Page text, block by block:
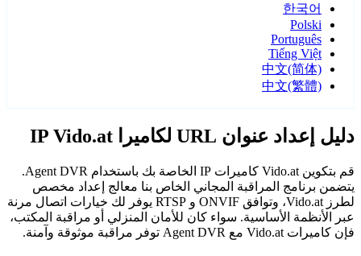
한국어
Polski
Português
Tiếng Việt
中文(简体)
中文(繁體)
دليل إعداد عنوان URL لكاميرا IP Vido.at
قم بتكوين Vido.at كاميرات IP الخاصة بك باستخدام Agent DVR.
يتضمن برنامج المراقبة المجاني الخاص بنا معالج إعداد مخصص
لطرز Vido.at، وتوافق ONVIF و RTSP يوفر لك خيارات اتصال مرنة
عبر الأنظمة الأساسية. سواء كان للأمان المنزلي أو مراقبة المكتب،
فإن كاميرات Vido.at مع Agent DVR توفر مراقبة موثوقة وآمنة.